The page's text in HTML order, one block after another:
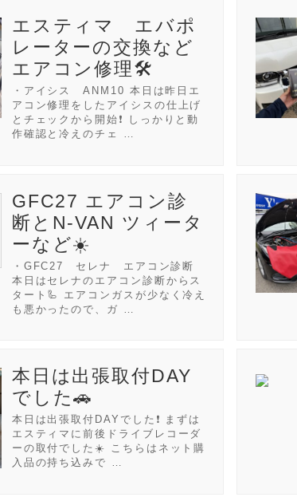
エスティマ エバポ
レーターの交換など
エアコン修理🛠️
・アイシス ANM10 本日は昨日エ
アコン修理をしたアイシスの仕上げ
とチェックから開始❗ しっかりと動
作確認と冷えのチェ …
GFC27 エアコン診
断とN-VAN ツィータ
ーなど☀️
・GFC27 セレナ エアコン診断
本日はセレナのエアコン診断からス
タート🦾 エアコンガスが少なく冷え
も悪かったので、ガ …
本日は出張取付DAY
でした🚗
本日は出張取付DAYでした❗ まずは
エスティマに前後ドライブレコーダ
ーの取付でした☀️ こちらはネット購
入品の持ち込みで …